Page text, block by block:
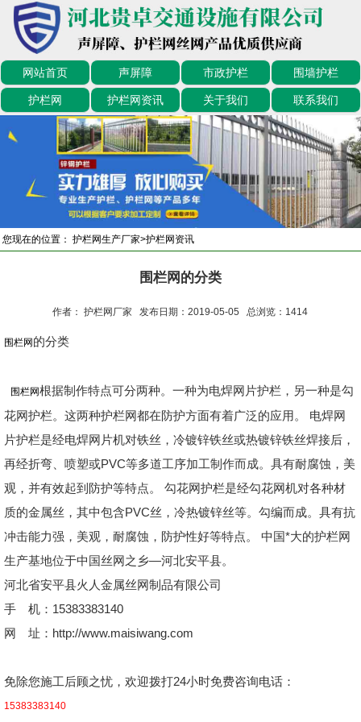
网站首页 声屏障 市政护栏 围墙护栏
护栏网 护栏网资讯 关于我们 联系我们
您现在的位置： 护栏网生产厂家>护栏网资讯
围栏网的分类
作者： 护栏网厂家 发布日期：2019-05-05 总浏览： 1414
围栏网的分类
围栏网根据制作特点可分两种。一种为电焊网片护栏，另一种是勾
花网护栏。这两种护栏网都在防护方面有着广泛的应用。 电焊网
片护栏是经电焊网片机对铁丝，冷镀锌铁丝或热镀锌铁丝焊接后，
再经折弯、喷塑或PVC等多道工序加工制作而成。具有耐腐蚀，美
观，并有效起到防护等特点。 勾花网护栏是经勾花网机对各种材
质的金属丝，其中包含PVC丝，冷热镀锌丝等。勾编而成。具有抗
冲击能力强，美观，耐腐蚀，防护性好等特点。 中国*大的护栏网
生产基地位于中国丝网之乡—河北安平县。
河北省安平县火人金属丝网制品有限公司
手 机：15383383140
网 址：http://www.maisiwang.com
免除您施工后顾之忧，欢迎拨打24小时免费咨询电话：
15383383140